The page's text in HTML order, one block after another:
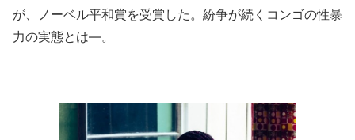
が、ノーベル平和賞を受賞した。紛争が続くコンゴの性暴
力の実態とは―。